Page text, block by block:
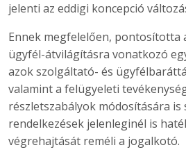
jelenti az eddigi koncepció
Ennek megfelelően, pontosította
ügyfél-átvilágításra vonatkozó
azok szolgáltató- és
valamint a felügyeleti
részletszabályok módosítására
rendelkezések jelenleginél is
végrehajtását reméli a jogalkotó.